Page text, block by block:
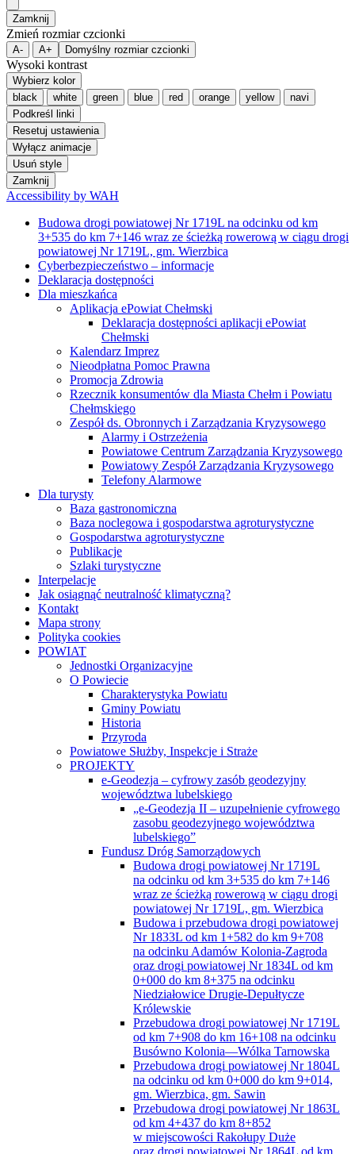
Zamknij
Zmień rozmiar czcionki
A- A+ Domyślny rozmiar czcionki
Wysoki kontrast
Wybierz kolor
black
white green blue red orange yellow
navi
Podkreśl linki
Resetuj ustawienia
Wyłącz animacje
Usuń style
Zamknij
Accessibility by WAH
Budowa drogi powiatowej Nr 1719L na odcinku od km
3+535 do km 7+146 wraz ze ścieżką rowerową w ciągu drogi
powiatowej Nr 1719L, gm. Wierzbica
Cyberbezpieczeństwo – informacje
Deklaracja dostępności
Dla mieszkańca
Aplikacja ePowiat Chełmski
Deklaracja dostępności aplikacji ePowiat
Chełmski
Kalendarz Imprez
Nieodpłatna Pomoc Prawna
Promocja Zdrowia
Rzecznik konsumentów dla Miasta Chełm i Powiatu
Chełmskiego
Zespół ds. Obronnych i Zarządzania Kryzysowego
Alarmy i Ostrzeżenia
Powiatowe Centrum Zarządzania Kryzysowego
Powiatowy Zespół Zarządzania Kryzysowego
Telefony Alarmowe
Dla turysty
Baza gastronomiczna
Baza noclegowa i gospodarstwa agroturystyczne
Gospodarstwa agroturystyczne
Publikacje
Szlaki turystyczne
Interpelacje
Jak osiągnąć neutralność klimatyczną?
Kontakt
Mapa strony
Polityka cookies
POWIAT
Jednostki Organizacyjne
O Powiecie
Charakterystyka Powiatu
Gminy Powiatu
Historia
Przyroda
Powiatowe Służby, Inspekcje i Straże
PROJEKTY
e-Geodezja – cyfrowy zasób geodezyjny
województwa lubelskiego
„e-Geodezja II – uzupełnienie cyfrowego
zasobu geodezyjnego województwa
lubelskiego”
Fundusz Dróg Samorządowych
Budowa drogi powiatowej Nr 1719L
na odcinku od km 3+535 do km 7+146
wraz ze ścieżką rowerową w ciągu drogi
powiatowej Nr 1719L, gm. Wierzbica
Budowa i przebudowa drogi powiatowej
Nr 1833L od km 1+582 do km 9+708
na odcinku Adamów Kolonia-Zagroda
oraz drogi powiatowej Nr 1834L od km
0+000 do km 8+375 na odcinku
Niedziałowice Drugie-Depułtycze
Królewskie
Przebudowa drogi powiatowej Nr 1719L
od km 7+908 do km 16+108 na odcinku
Busówno Kolonia—Wólka Tarnowska
Przebudowa drogi powiatowej Nr 1804L
na odcinku od km 0+000 do km 9+014,
gm. Wierzbica, gm. Sawin
Przebudowa drogi powiatowej Nr 1863L
od km 4+437 do km 8+852
w miejscowości Rakołupy Duże
oraz drogi powiatowej Nr 1864L od km